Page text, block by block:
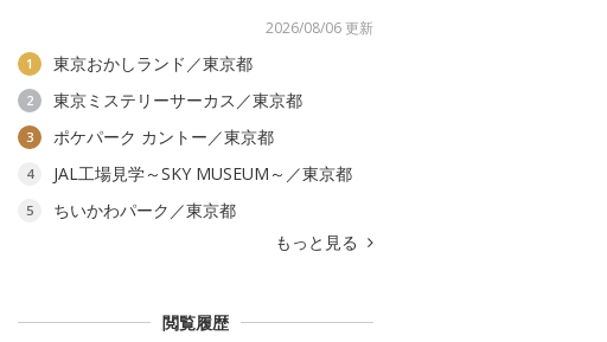
2026/08/06 更新
1 東京おかしランド／東京都
2 東京ミステリーサーカス／東京都
3 ポケパーク カントー／東京都
4 JAL工場見学～SKY MUSEUM～／東京都
5
ちいかわパーク／東京都
もっと見る
閲覧履歴